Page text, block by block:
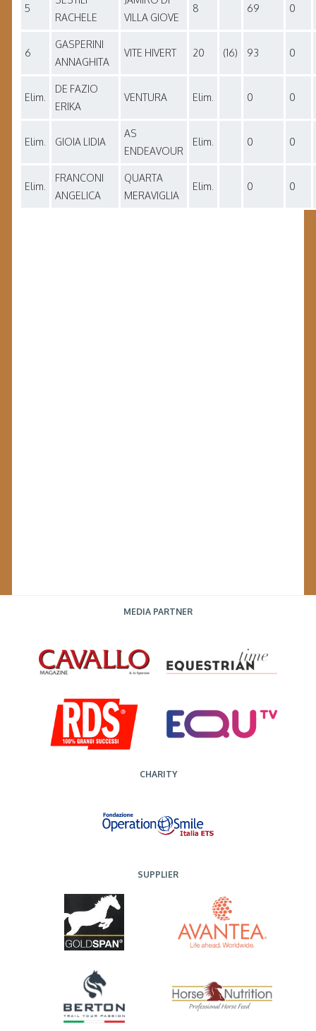
5
RACHELE
VILLA GIOVE
8 69 0
6
GASPERINI
ANNAGHITA
VITE HIVERT 20 (16) 93 0
Elim.
DE FAZIO
ERIKA
VENTURA Elim. 0 0
Elim. GIOIA LIDIA
AS
ENDEAVOUR
Elim. 0 0
Elim.
FRANCONI
ANGELICA
QUARTA
MERAVIGLIA
Elim. 0 0
MEDIA PARTNER
CHARITY
SUPPLIER